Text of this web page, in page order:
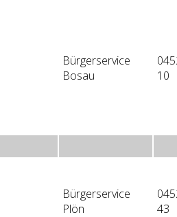
Bürgerservice
Bosau
10
Bürgerservice
Plön
43